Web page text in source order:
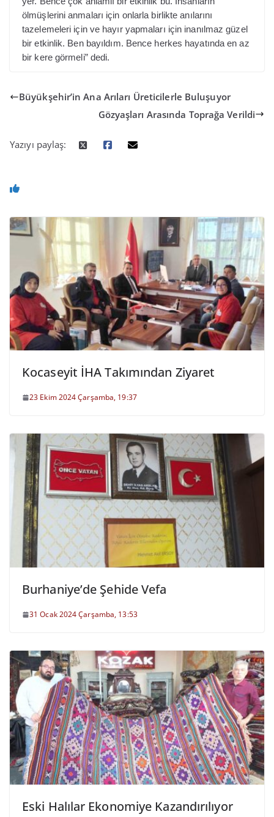
ölmüşlerini anmaları için onlarla birlikte anılarını
tazelemeleri için ve hayır yapmaları için inanılmaz güzel
bir etkinlik. Ben bayıldım. Bence herkes hayatında en az
bir kere görmeli” dedi.
Büyükşehir’in Ana Arıları Üreticilerle Buluşuyor
Gözyaşları Arasında Toprağa Verildi
Yazıyı paylaş:
Kocaseyit İHA Takımından Ziyaret
23 Ekim 2024 Çarşamba, 19:37
Burhaniye’de Şehide Vefa
31 Ocak 2024 Çarşamba, 13:53
Eski Halılar Ekonomiye Kazandırılıyor